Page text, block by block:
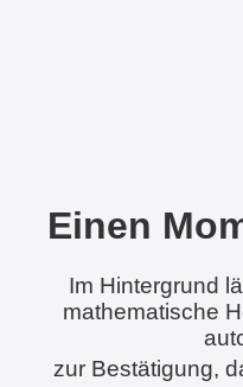
Einen
Im Hintergrund
mathematische
zur Bestätigung,